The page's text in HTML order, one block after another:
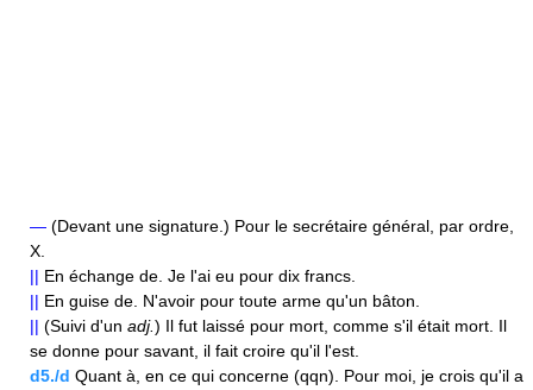
— (Devant une signature.) Pour le secrétaire général, par ordre,
X.
|| En échange de. Je l'ai eu pour dix francs.
|| En guise de. N'avoir pour toute arme qu'un bâton.
|| (Suivi d'un adj.) Il fut laissé pour mort, comme s'il était mort. Il
se donne pour savant, il fait croire qu'il l'est.
d5./d Quant à, en ce qui concerne (qqn). Pour moi, je crois qu'il a